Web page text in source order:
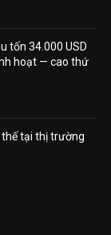
tốn 34.000 USD
hoạt — cao thứ
thế tại thị trường